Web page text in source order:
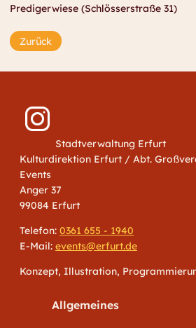
Predigerwiese (Schlösserstraße 31)
Zurück
Stadtverwaltung Erfurt
Kulturdirektion Erfurt / Abt.
Events
Anger 37
99084 Erfurt
Telefon: 0361 655 - 1940
E-Mail: events@erfurt.de
Konzept, Illustration,
Allgemeines